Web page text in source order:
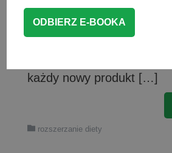
tak samo kolejne
artykułu dowiesz się, czy
każdy nowy produkt […]
rozszerzanie diety